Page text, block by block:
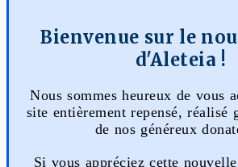
Bienvenue sur le
d'Aleteia !
Nous sommes heureux de vous
site entièrement repensé, réalisé
de nos généreux
Si vous appréciez cette